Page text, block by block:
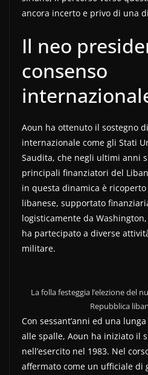
ancora incerto e privo di una
Il neo
consenso
Aoun ha ottenuto il sostegno
internazionale come gli Stati
Saudita, che negli ultimi anni
principali finanziatori del
in questa dinamica è ricoperto
libanese, supportato
logisticamente da
ha partecipato a diverse
militare.
La folla festeggia l’elezione del
Repubblica
Con sessant’anni ed una
alle spalle, Aoun ha iniziato il
nell’esercito nel 1983. Nel
affermato come un ufficiale di